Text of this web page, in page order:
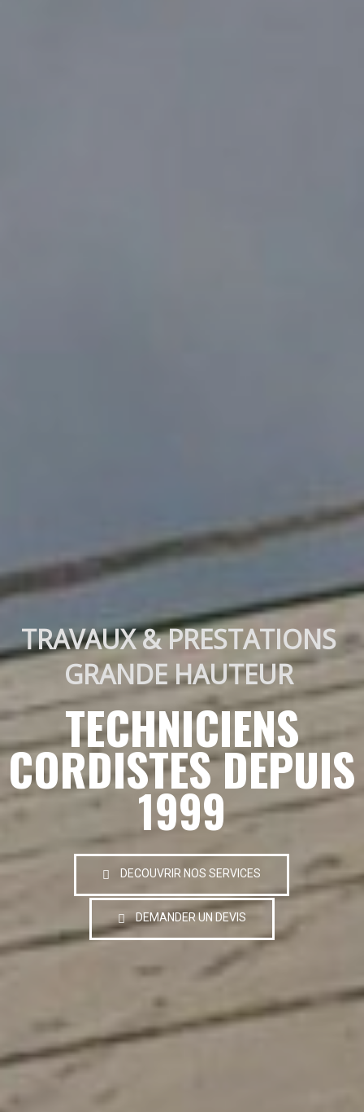
TRAVAUX & PRESTATIONS
GRANDE HAUTEUR
TECHNICIENS
CORDISTES DEPUIS
1999
DECOUVRIR NOS SERVICES
DEMANDER UN DEVIS